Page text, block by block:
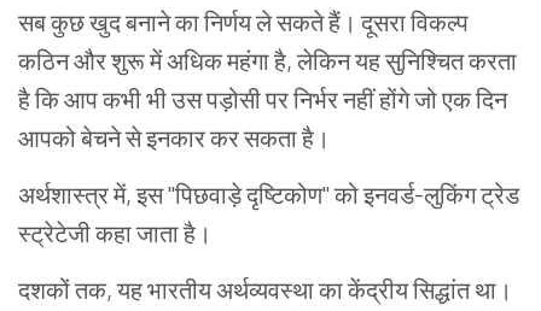
सब कुछ खुद बनाने का निर्णय ले सकते हैं। दूसरा विकल्प
कठिन और शुरू में अधिक महंगा है, लेकिन यह सुनिश्चित करता
है कि आप कभी भी उस पड़ोसी पर निर्भर नहीं होंगे जो एक दिन
आपको बेचने से इनकार कर सकता है।
अर्थशास्त्र में, इस "पिछवाड़े दृष्टिकोण" को इनवर्ड-लुकिंग ट्रेड
स्ट्रेटेजी कहा जाता है।
दशकों तक, यह भारतीय अर्थव्यवस्था का केंद्रीय सिद्धांत था।